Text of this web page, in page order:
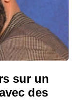
sur un
des